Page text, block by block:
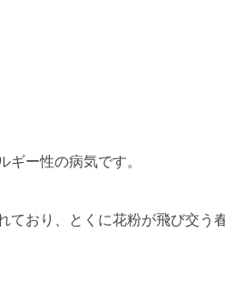
ギー性の病気です。
ており、とくに花粉が飛び交う